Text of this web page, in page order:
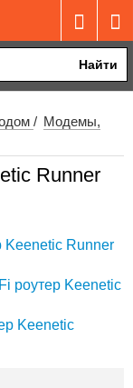
Найти
Модемы,
Runner